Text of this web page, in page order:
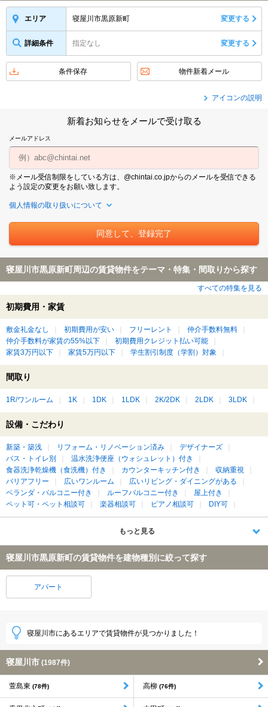
エリア 寝屋川市黒原新町 変更する
詳細条件 指定なし 変更する
条件保存 物件新着メール
アイコンの説明
新着お知らせをメールで受け取る
メールアドレス
※メール受信制限をしている方は、@chintai.co.jpからのメールを受信できる
よう設定の変更をお願い致します。
個人情報の取り扱いについて
寝屋川市黒原新町周辺の賃貸物件をテーマ・特集・間取りから探す
すべての特集を見る
初期費用・家賃
敷金礼金なし 初期費用が安い フリーレント
仲介手数料無料
仲介手数料が家賃の55%以下
初期費用クレジット払い可能
家賃3万円以下
家賃5万円以下 学生割引制度（学割）対象
間取り
1R/ワンルーム 1K 1DK 1LDK 2K/2DK 2LDK 3LDK
設備・こだわり
新築・築浅 リフォーム・リノベーション済み
デザイナーズ
バス・トイレ別
温水洗浄便座（ウォシュレット）付き
食器洗浄乾燥機（食洗機）付き
カウンターキッチン付き
収納重視
バリアフリー
広いワンルーム
広いリビング・ダイニングがある
ベランダ・バルコニー付き
ルーフバルコニー付き
屋上付き
ペット可・ペット相談可
楽器相談可 ピアノ相談可 DIY可
もっと見る
寝屋川市黒原新町の賃貸物件を建物種別に絞って探す
アパート
寝屋川市にあるエリアで賃貸物件が見つかりました！
寝屋川市 (1987件)
萱島東 (78件) 高柳 (76件)